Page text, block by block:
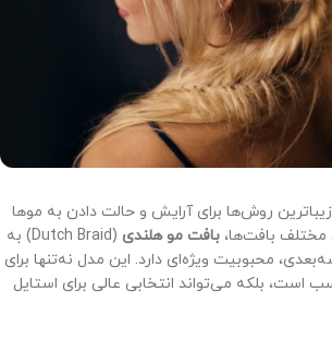
روش‌ها برای آرایش و حالت دادن به موها
مختلف بافت‌ها، بافت مو هلندی
(Dutch Braid) به
محبوبیت ویژه‌ای دارد. این مدل نه‌تنها برای
است، بلکه می‌تواند انتخابی عالی برای استایل